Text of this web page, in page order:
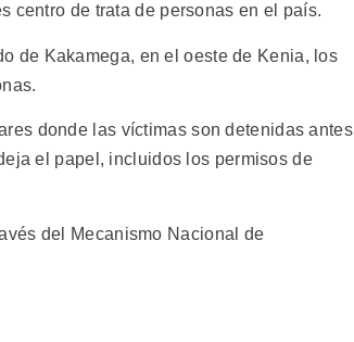
centro de trata de personas en el país.
de Kakamega, en el oeste de Kenia, los
donde las víctimas son detenidas antes
el papel, incluidos los permisos de
del Mecanismo Nacional de